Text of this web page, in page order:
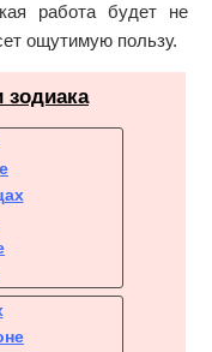
работа будет не
ощутимую пользу.
зодиака